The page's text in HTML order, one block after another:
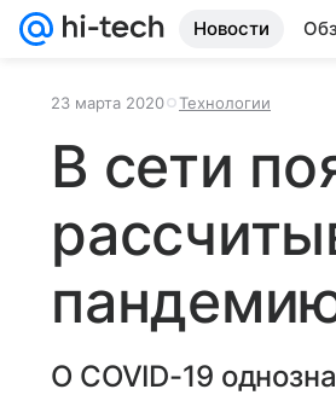
Новости
23 марта 2020 Технологии
В сети
О COVID-19